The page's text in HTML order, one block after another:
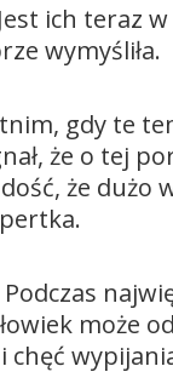
ich teraz
wymyśliła.
gdy te
że o tej
że dużo
może